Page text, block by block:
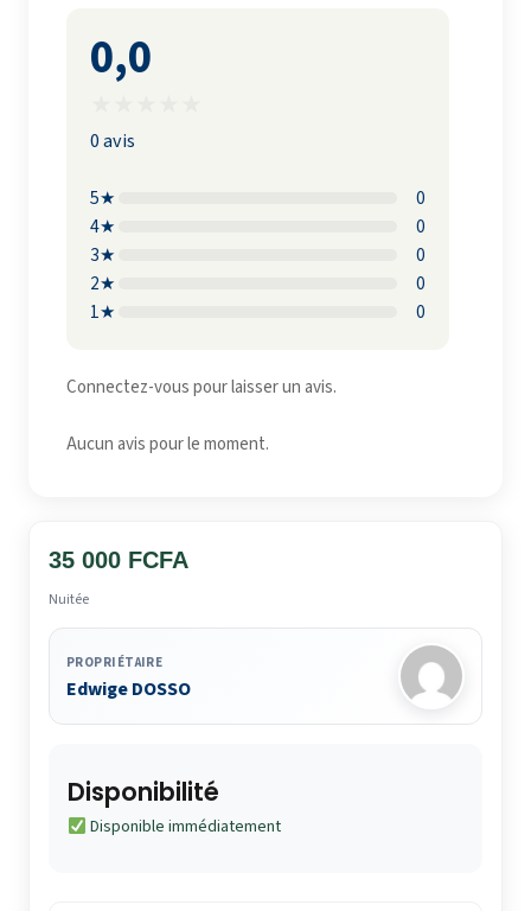
0,0
0 avis
5★
0
4★
0
3★
0
2★
0
1★
0
Connectez-vous pour laisser un avis.
Aucun avis pour le moment.
35 000 FCFA
Nuitée
PROPRIÉTAIRE
Edwige DOSSO
Disponibilité
Disponible immédiatement